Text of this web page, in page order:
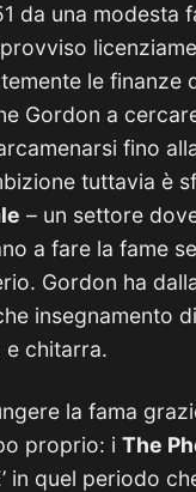
da una modesta
le finanze
Gordon a
fino
tuttavia è
– un settore
a fare la fame
Gordon ha
insegnamento
e chitarra.
la fama
proprio: i The
in quel periodo